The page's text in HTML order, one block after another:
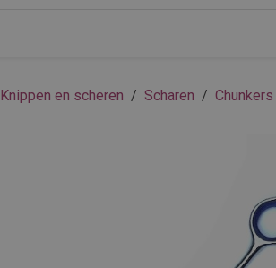
Knippen en scheren Scharen Chunkers